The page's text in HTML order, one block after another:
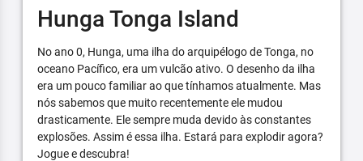
Hunga Tonga Island
No ano 0, Hunga, uma ilha do arquipélogo de Tonga, no
oceano Pacífico, era um vulcão ativo. O desenho da ilha
era um pouco familiar ao que tínhamos atualmente. Mas
nós sabemos que muito recentemente ele mudou
drasticamente. Ele sempre muda devido às constantes
explosões. Assim é essa ilha. Estará para explodir agora?
Jogue e descubra!